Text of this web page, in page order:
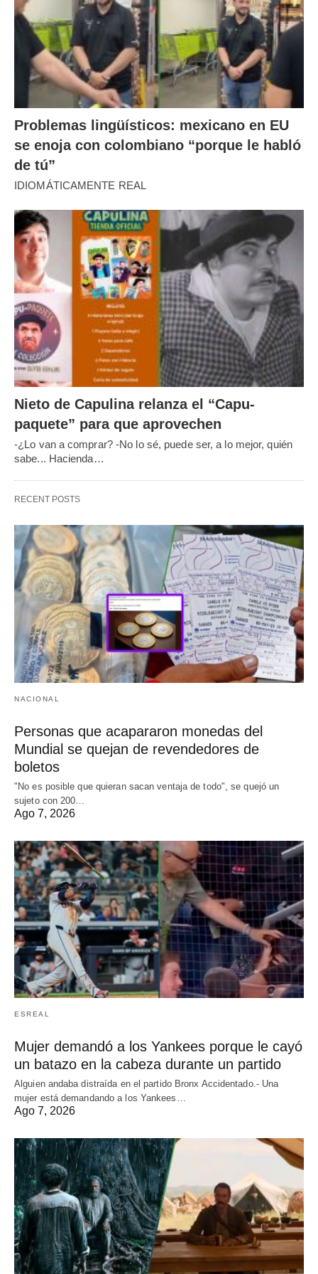
Problemas lingüísticos: mexicano en EU
se enoja con colombiano “porque le habló
de tú”
IDIOMÁTICAMENTE REAL
Nieto de Capulina relanza el “Capu-
paquete” para que aprovechen
-¿Lo van a comprar? -No lo sé, puede ser, a lo mejor, quién
sabe... Hacienda…
RECENT POSTS
NACIONAL
Personas que acapararon monedas del
Mundial se quejan de revendedores de
boletos
"No es posible que quieran sacan ventaja de todo", se quejó un
sujeto con 200…
Ago 7, 2026
ESREAL
Mujer demandó a los Yankees porque le cayó
un batazo en la cabeza durante un partido
Alguien andaba distraída en el partido Bronx Accidentado.- Una
mujer está demandando a los Yankees…
Ago 7, 2026